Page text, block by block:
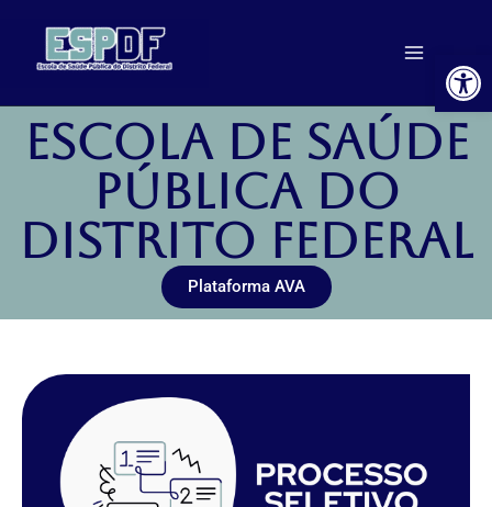
Escola de Saúde
Pública DO
DISTRITO FEDERAL
Plataforma AVA